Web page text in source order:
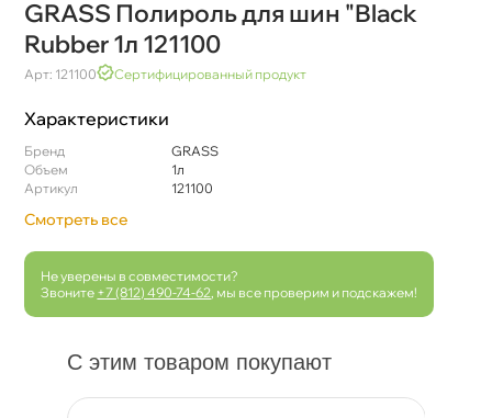
GRASS Полироль для шин "Black
Rubber 1л 121100
Арт: 121100 Сертифицированный продукт
Характеристики
Бренд
GRASS
Объем
1л
Артикул
121100
Смотреть все
Не уверены в совместимости?
Звоните +7 (812) 490-74-62 , мы все проверим и подскажем!
С этим товаром покупают